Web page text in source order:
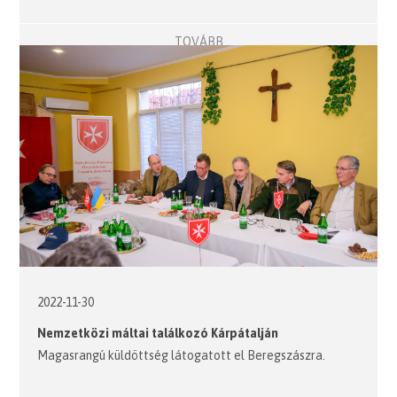
TOVÁBB
2022-11-30
Nemzetközi máltai találkozó Kárpátalján
Magasrangú küldöttség látogatott el Beregszászra.